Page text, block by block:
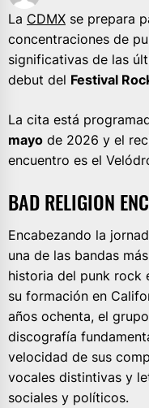
La CDMX se prepara
concentraciones de
significativas de las
debut del Festival
La cita está
mayo de 2026 y el
encuentro es el
BAD RELIGION
Encabezando la
una de las bandas
historia del punk rock
su formación en
años ochenta, el
discografía
velocidad de sus
vocales distintivas y
sociales y políticos.